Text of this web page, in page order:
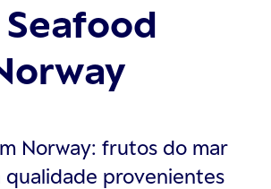
Norway: frutos do mar
qualidade provenientes